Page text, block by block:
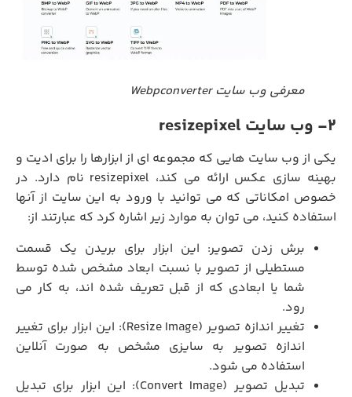
معرفی وب سایت Webpconverter
یکی از وب سایت هایی که مجموعه ای از ابزارها را برای ادیت و
بهینه سازی عکس ارائه می کند، resizepixel نام دارد. در
خصوص امکاناتی که می توانید با ورود به این سایت از آنها
استفاده کنید، می توان به موارد زیر اشاره کرد که عبارتند از:
برش زدن تصویر: این ابزار برای بریدن یک قسمت
مستطیلی از تصویر با نسبت ابعاد مشخص شده توسط
شما یا ابعادی که از قبل تعریف شده اند، به کار می
‌رود.
تغییر اندازه تصویر (Resize Image): این ابزار برای تغییر
اندازه تصویر به سایزی مشخص به صورت آنلاین
استفاده می‌ شود.
تبدیل تصویر (Convert Image): این ابزار برای تبدیل